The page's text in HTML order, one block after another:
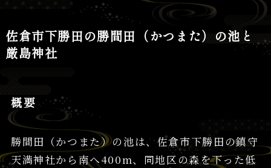
佐倉市下勝田の勝間田（かつまた）の池と
厳島神社
概要
勝間田（かつまた）の池は、佐倉市下勝田の鎮守
天満神社から南へ400m、同地区の森を下った低